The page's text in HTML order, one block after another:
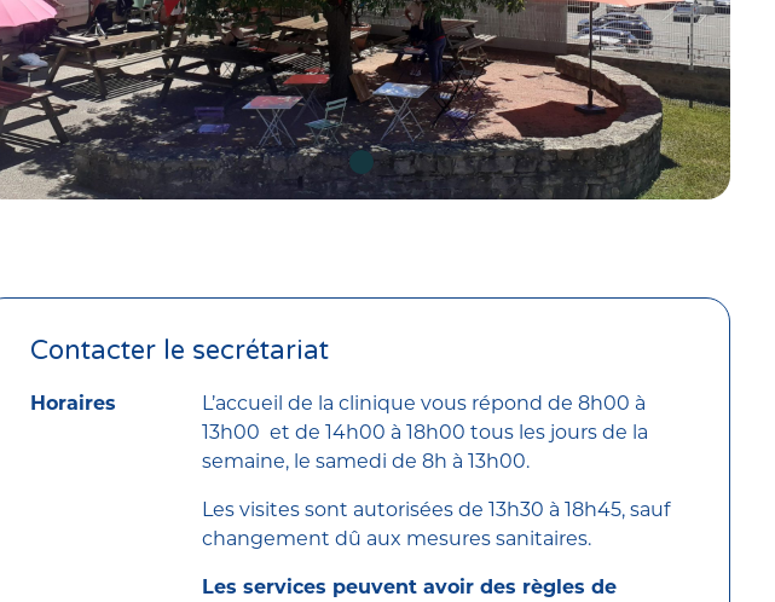
Contacter le secrétariat
Horaires
L’accueil de la clinique vous répond de 8h00 à
13h00 et de 14h00 à 18h00 tous les jours de la
semaine, le samedi de 8h à 13h00.
Les visites sont autorisées de 13h30 à 18h45, sauf
changement dû aux mesures sanitaires.
Les services peuvent avoir des règles de